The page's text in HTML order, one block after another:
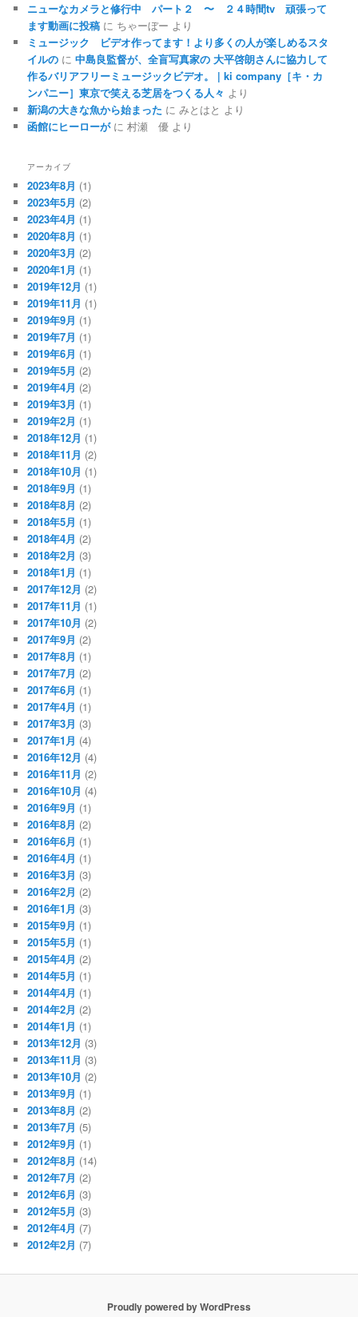
ニューなカメラと修行中 パート２ 〜 ２４時間tv 頑張って
ます動画に投稿 に ちゃーぼー より
ミュージック ビデオ作ってます！より多くの人が楽しめるスタ
イルの に中島良監督が、全盲写真家の 大平啓朗さんに協力して
作るバリアフリーミュージックビデオ。 | ki company［キ・カ
ンパニー］東京で笑える芝居をつくる人々 より
新潟の大きな魚から始まった にみとはと より
函館にヒーローがに村瀬 優 より
アーカイブ
2023年8月 (1)
2023年5月 (2)
2023年4月 (1)
2020年8月 (1)
2020年3月 (2)
2020年1月 (1)
2019年12月 (1)
2019年11月 (1)
2019年9月 (1)
2019年7月 (1)
2019年6月 (1)
2019年5月 (2)
2019年4月 (2)
2019年3月 (1)
2019年2月 (1)
2018年12月 (1)
2018年11月 (2)
2018年10月 (1)
2018年9月 (1)
2018年8月 (2)
2018年5月 (1)
2018年4月 (2)
2018年2月 (3)
2018年1月 (1)
2017年12月 (2)
2017年11月 (1)
2017年10月 (2)
2017年9月 (2)
2017年8月 (1)
2017年7月 (2)
2017年6月 (1)
2017年4月 (1)
2017年3月 (3)
2017年1月 (4)
2016年12月 (4)
2016年11月 (2)
2016年10月 (4)
2016年9月 (1)
2016年8月 (2)
2016年6月 (1)
2016年4月 (1)
2016年3月 (3)
2016年2月 (2)
2016年1月 (3)
2015年9月 (1)
2015年5月 (1)
2015年4月 (2)
2014年5月 (1)
2014年4月 (1)
2014年2月 (2)
2014年1月 (1)
2013年12月 (3)
2013年11月 (3)
2013年10月 (2)
2013年9月 (1)
2013年8月 (2)
2013年7月 (5)
2012年9月 (1)
2012年8月 (14)
2012年7月 (2)
2012年6月 (3)
2012年5月 (3)
2012年4月 (7)
2012年2月 (7)
Proudly powered by WordPress